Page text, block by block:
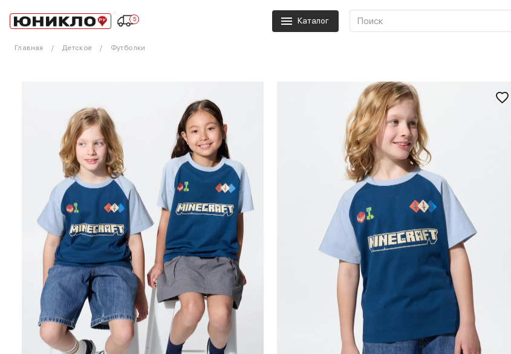
5 Каталог
Главная Детское Футболки